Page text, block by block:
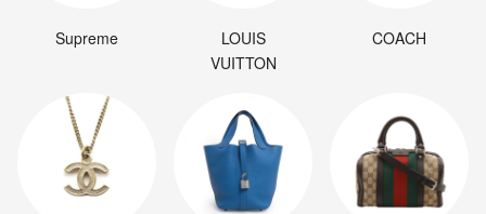
Supreme
LOUIS
VUITTON
COACH